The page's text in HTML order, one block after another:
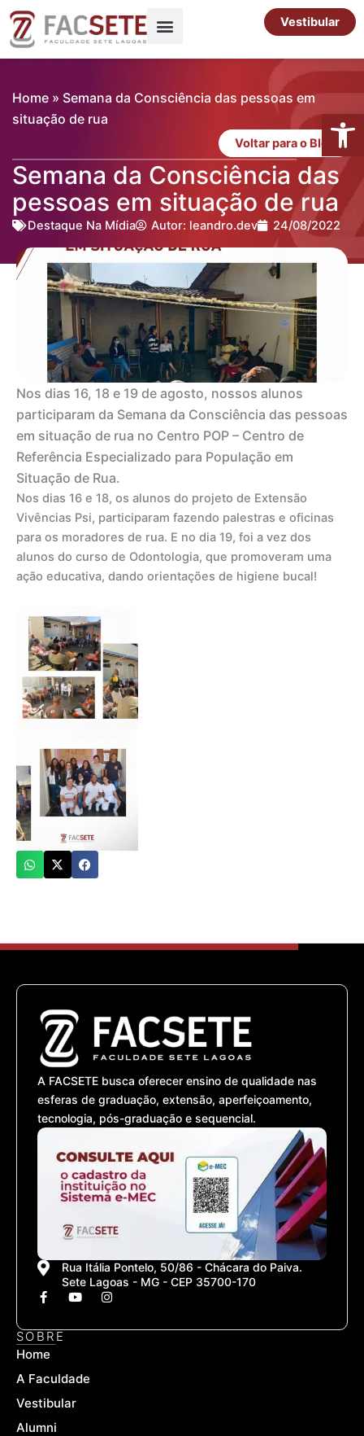
para
Vestibular
Home » Semana da Consciência das pessoas em
situação de rua
Voltar para o Blog
Semana da Consciência das
pessoas em situação de rua
Destaque Na Mídia Autor: leandro.dev 24/08/2022
Nos dias 16, 18 e 19 de agosto, nossos alunos
participaram da Semana da Consciência das pessoas
em situação de rua no Centro POP – Centro de
Referência Especializado para População em
Situação de Rua.
Nos dias 16 e 18, os alunos do projeto de Extensão
Vivências Psi, participaram fazendo palestras e oficinas
para os moradores de rua. E no dia 19, foi a vez dos
alunos do curso de Odontologia, que promoveram uma
ação educativa, dando orientações de higiene bucal!
A FACSETE busca oferecer ensino de qualidade nas
esferas de graduação, extensão, aperfeiçoamento,
tecnologia, pós-graduação e sequencial.
Rua Itália Pontelo, 50/86 - Chácara do Paiva.
Sete Lagoas - MG - CEP 35700-170
F
a
e
b
o
k
f
Y
o
t
I
n
t
SOBRE
Home
A Faculdade
Vestibular
Alumni
Abrir